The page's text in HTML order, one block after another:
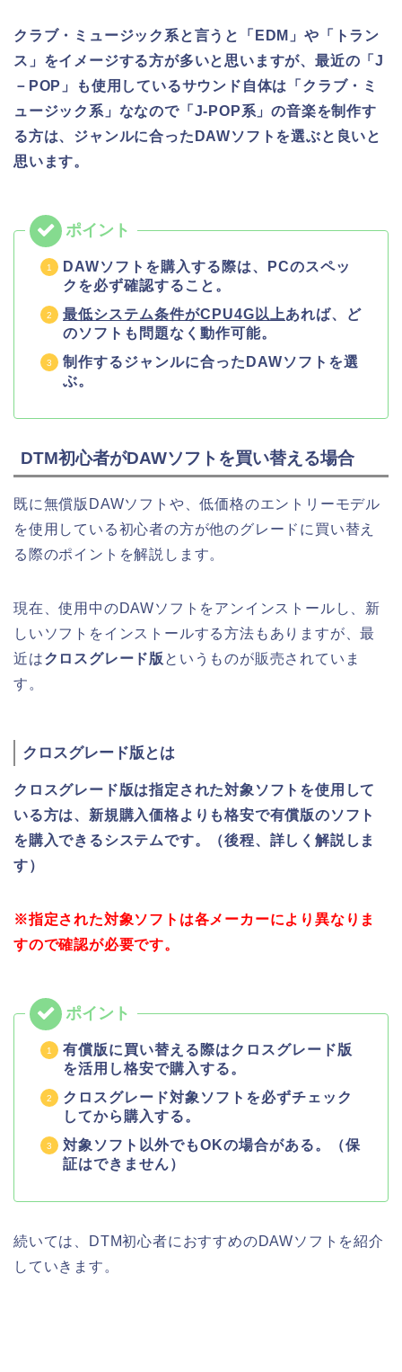
クラブ・ミュージック系と言うと「EDM」や「トラン
ス」をイメージする方が多いと思いますが、最近の「J
－POP」も使用しているサウンド自体は「クラブ・ミ
ュージック系」ななので「J-POP系」の音楽を制作す
る方は、ジャンルに合ったDAWソフトを選ぶと良いと
思います。
DAWソフトを購入する際は、PCのスペッ
クを必ず確認すること。
最低システム条件がCPU4G以上あれば、ど
のソフトも問題なく動作可能。
制作するジャンルに合ったDAWソフトを選
ぶ。
DTM初心者がDAWソフトを買い替える場合
既に無償版DAWソフトや、低価格のエントリーモデル
を使用している初心者の方が他のグレードに買い替え
る際のポイントを解説します。
現在、使用中のDAWソフトをアンインストールし、新
しいソフトをインストールする方法もありますが、最
近はクロスグレード版 というものが販売されていま
す。
クロスグレード版とは
クロスグレード版は指定された対象ソフトを使用して
いる方は、新規購入価格よりも格安で有償版のソフト
を購入できるシステムです。（後程、詳しく解説しま
す）
※指定された対象ソフトは各メーカーにより異なりま
すので確認が必要です。
有償版に買い替える際はクロスグレード版
を活用し格安で購入する。
クロスグレード対象ソフトを必ずチェック
してから購入する。
対象ソフト以外でもOKの場合がある。（保
証はできません）
続いては、DTM初心者におすすめのDAWソフトを紹介
していきます。